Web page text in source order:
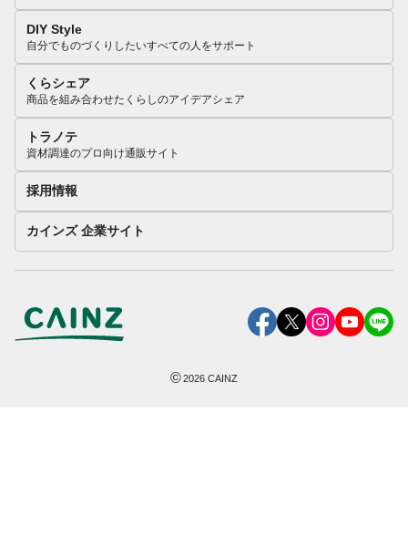
DIY Style
自分でものづくりしたいすべての人をサポート
くらシェア
商品を組み合わせたくらしのアイデアシェア
トラノテ
資材調達のプロ向け通販サイト
採用情報
カインズ 企業サイト
©2026 CAINZ